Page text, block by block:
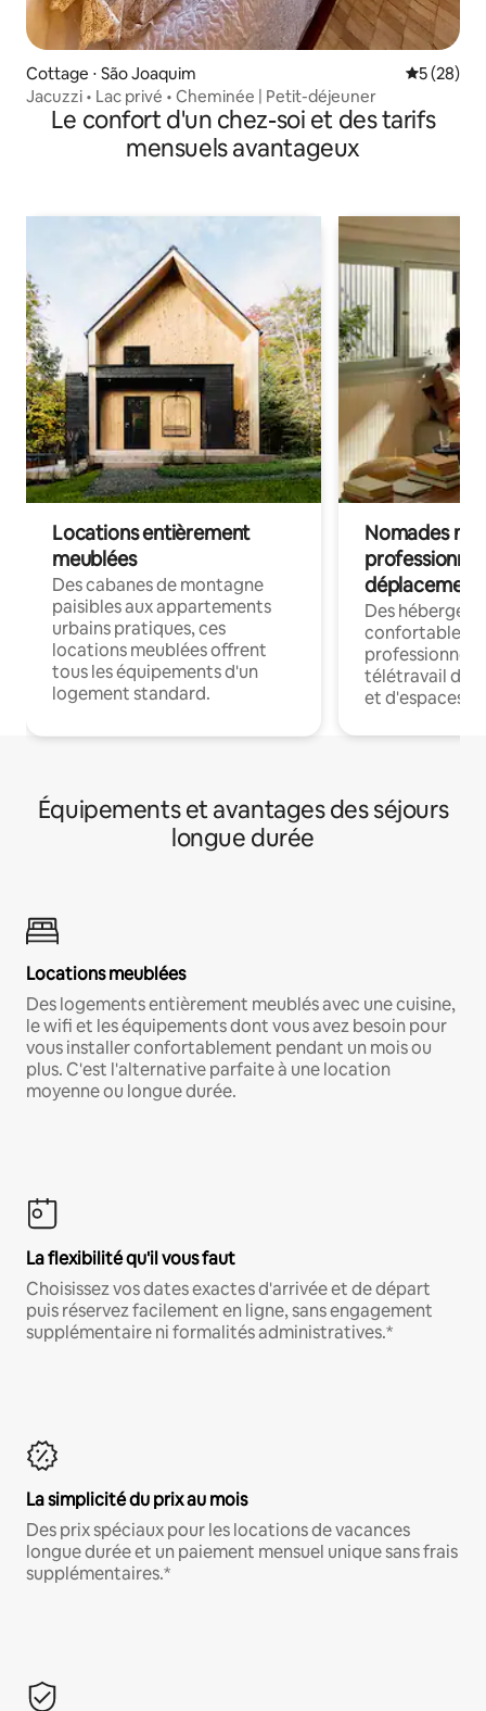
Cottage ⋅ São Joaquim
5 (28)
Jacuzzi • Lac privé • Cheminée | Petit-déjeuner
Le confort d'un chez-soi et des tarifs
mensuels avantageux
Locations entièrement
meublées
Des cabanes de montagne
paisibles aux appartements
urbains pratiques, ces
locations meublées offrent
tous les équipements d'un
logement standard.
Nomades
déplacement
Des
confortables
professionnels
télétravail
et d'espaces
Équipements et avantages des séjours
longue durée
Locations meublées
Des logements entièrement meublés avec une cuisine,
le wifi et les équipements dont vous avez besoin pour
vous installer confortablement pendant un mois ou
plus. C'est l'alternative parfaite à une location
moyenne ou longue durée.
La flexibilité qu'il vous faut
Choisissez vos dates exactes d'arrivée et de départ
puis réservez facilement en ligne, sans engagement
supplémentaire ni formalités administratives.*
La simplicité du prix au mois
Des prix spéciaux pour les locations de vacances
longue durée et un paiement mensuel unique sans frais
supplémentaires.*